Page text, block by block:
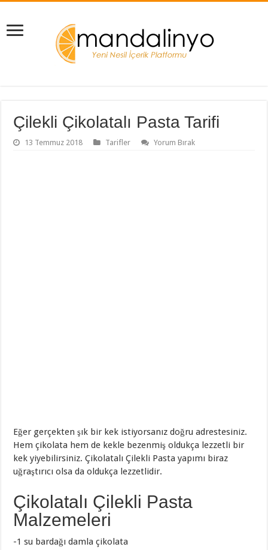
Çilekli Çikolatalı Pasta Tarifi
13 Temmuz 2018 Tarifler Yorum Bırak
Eğer gerçekten şık bir kek istiyorsanız doğru adrestesiniz.
Hem çikolata hem de kekle bezenmiş oldukça lezzetli bir
kek yiyebilirsiniz. Çikolatalı Çilekli Pasta yapımı biraz
uğraştırıcı olsa da oldukça lezzetlidir.
Çikolatalı Çilekli Pasta
Malzemeleri
-1 su bardağı damla çikolata